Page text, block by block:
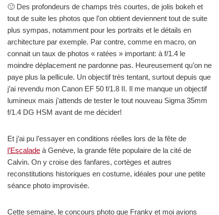
🙂 Des profondeurs de champs très courtes, de jolis bokeh et
tout de suite les photos que l’on obtient deviennent tout de suite
plus sympas, notamment pour les portraits et le détails en
architecture par exemple. Par contre, comme en macro, on
connait un taux de photos « ratées » important: à f/1.4 le
moindre déplacement ne pardonne pas. Heureusement qu’on ne
paye plus la pellicule. Un objectif très tentant, surtout depuis que
j’ai revendu mon Canon EF 50 f/1.8 II. Il me manque un objectif
lumineux mais j’attends de tester le tout nouveau Sigma 35mm
f/1.4 DG HSM avant de me décider!
Et j’ai pu l’essayer en conditions réelles lors de la fête de
l’Escalade à Genève, la grande fête populaire de la cité de
Calvin. On y croise des fanfares, cortèges et autres
reconstitutions historiques en costume, idéales pour une petite
séance photo improvisée.
Cette semaine, le concours photo que Franky et moi avions